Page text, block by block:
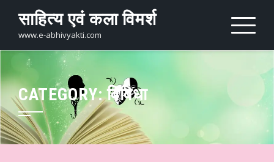
content
साहित्य एवं कला विमर्श
www.e-abhivyakti.com
CATEGORY:विविधा